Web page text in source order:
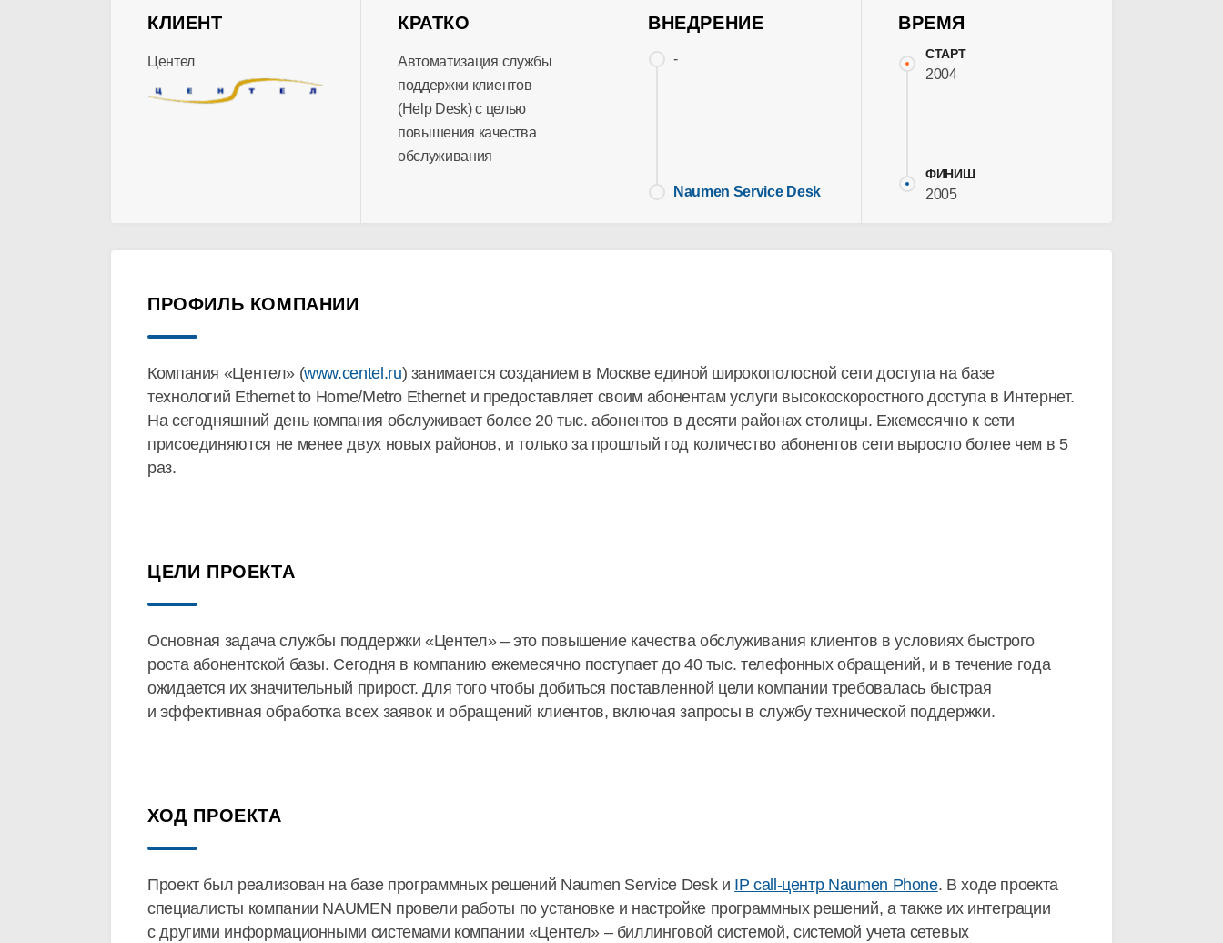
КЛИЕНТ
Центел
КРАТКО
Автоматизация службы
поддержки клиентов
(Help Desk) с целью
повышения качества
обслуживания
ВНЕДРЕНИЕ
-
Naumen Service Desk
ВРЕМЯ
СТАРТ
2004
ФИНИШ
2005
ПРОФИЛЬ КОМПАНИИ
Компания «Центел» (www.centel.ru) занимается созданием в Москве единой широкополосной сети доступа на базе
технологий Ethernet to Home/Metro Ethernet и предоставляет своим абонентам услуги высокоскоростного доступа в Интернет.
На сегодняшний день компания обслуживает более 20 тыс. абонентов в десяти районах столицы. Ежемесячно к сети
присоединяются не менее двух новых районов, и только за прошлый год количество абонентов сети выросло более чем в 5
раз.
ЦЕЛИ ПРОЕКТА
Основная задача службы поддержки «Центел» – это повышение качества обслуживания клиентов в условиях быстрого
роста абонентской базы. Сегодня в компанию ежемесячно поступает до 40 тыс. телефонных обращений, и в течение года
ожидается их значительный прирост. Для того чтобы добиться поставленной цели компании требовалась быстрая
и эффективная обработка всех заявок и обращений клиентов, включая запросы в службу технической поддержки.
ХОД ПРОЕКТА
Проект был реализован на базе программных решений Naumen Service Desk и IP call-центр Naumen Phone. В ходе проекта
специалисты компании NAUMEN провели работы по установке и настройке программных решений, а также их интеграции
с другими информационными системами компании «Центел» – биллинговой системой, системой учета сетевых